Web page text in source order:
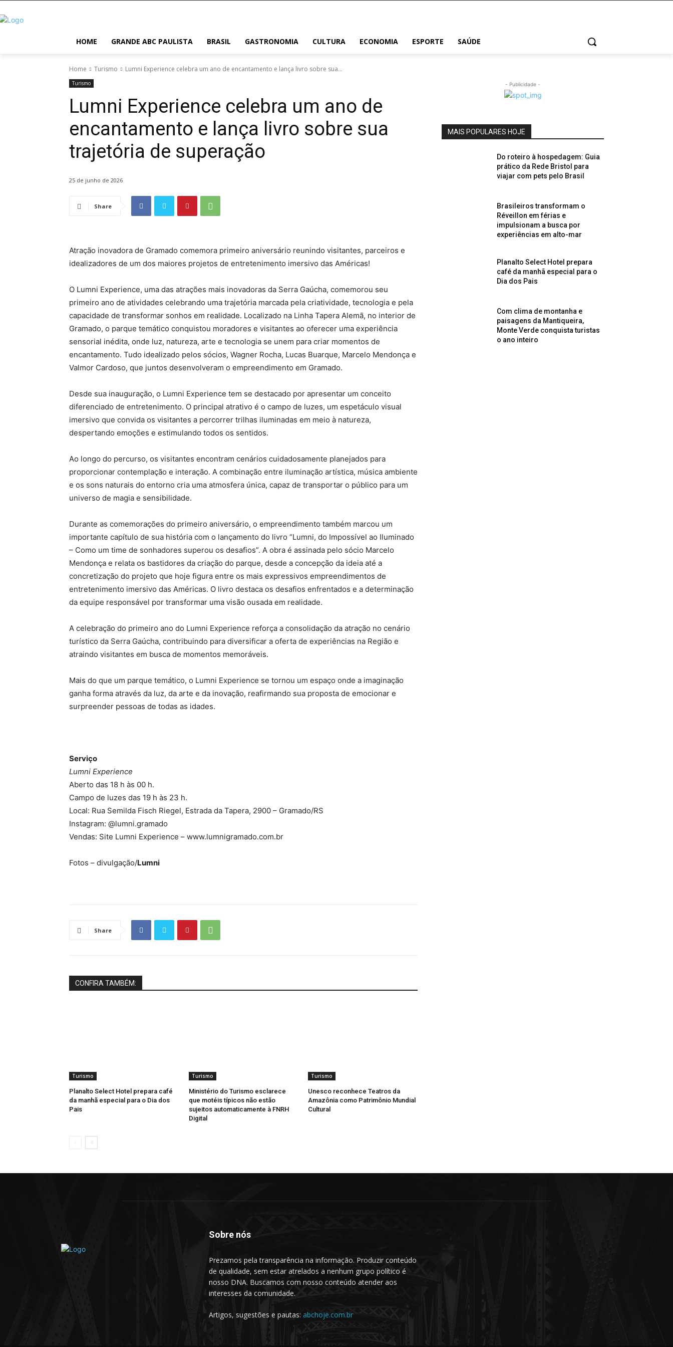
HOME GRANDE ABC PAULISTA BRASIL GASTRONOMIA CULTURA ECONOMIA ESPORTE SAÚDE
Home Turismo Lumni Experience celebra um ano de encantamento e lança livro sobre sua...
Turismo
Lumni Experience celebra um ano de
encantamento e lança livro sobre sua
trajetória de superação
25 de junho de 2026
Share
Atração inovadora de Gramado comemora primeiro aniversário reunindo visitantes, parceiros e
idealizadores de um dos maiores projetos de entretenimento imersivo das Américas!
O Lumni Experience, uma das atrações mais inovadoras da Serra Gaúcha, comemorou seu
primeiro ano de atividades celebrando uma trajetória marcada pela criatividade, tecnologia e pela
capacidade de transformar sonhos em realidade. Localizado na Linha Tapera Alemã, no interior de
Gramado, o parque temático conquistou moradores e visitantes ao oferecer uma experiência
sensorial inédita, onde luz, natureza, arte e tecnologia se unem para criar momentos de
encantamento. Tudo idealizado pelos sócios, Wagner Rocha, Lucas Buarque, Marcelo Mendonça e
Valmor Cardoso, que juntos desenvolveram o empreendimento em Gramado.
Desde sua inauguração, o Lumni Experience tem se destacado por apresentar um conceito
diferenciado de entretenimento. O principal atrativo é o campo de luzes, um espetáculo visual
imersivo que convida os visitantes a percorrer trilhas iluminadas em meio à natureza,
despertando emoções e estimulando todos os sentidos.
Ao longo do percurso, os visitantes encontram cenários cuidadosamente planejados para
proporcionar contemplação e interação. A combinação entre iluminação artística, música ambiente
e os sons naturais do entorno cria uma atmosfera única, capaz de transportar o público para um
universo de magia e sensibilidade.
Durante as comemorações do primeiro aniversário, o empreendimento também marcou um
importante capítulo de sua história com o lançamento do livro “Lumni, do Impossível ao Iluminado
– Como um time de sonhadores superou os desafios”. A obra é assinada pelo sócio Marcelo
Mendonça e relata os bastidores da criação do parque, desde a concepção da ideia até a
concretização do projeto que hoje figura entre os mais expressivos empreendimentos de
entretenimento imersivo das Américas. O livro destaca os desafios enfrentados e a determinação
da equipe responsável por transformar uma visão ousada em realidade.
A celebração do primeiro ano do Lumni Experience reforça a consolidação da atração no cenário
turístico da Serra Gaúcha, contribuindo para diversificar a oferta de experiências na Região e
atraindo visitantes em busca de momentos memoráveis.
Mais do que um parque temático, o Lumni Experience se tornou um espaço onde a imaginação
ganha forma através da luz, da arte e da inovação, reafirmando sua proposta de emocionar e
surpreender pessoas de todas as idades.
Serviço
Lumni Experience
Aberto das 18 h às 00 h.
Campo de luzes das 19 h às 23 h.
Local: Rua Semilda Fisch Riegel, Estrada da Tapera, 2900 – Gramado/RS
Instagram: @lumni.gramado
Vendas: Site Lumni Experience – www.lumnigramado.com.br
Fotos – divulgação/Lumni
Share
CONFIRA TAMBÉM:
Turismo
Planalto Select Hotel prepara café
da manhã especial para o Dia dos
Pais
Turismo
Ministério do Turismo esclarece
que motéis típicos não estão
sujeitos automaticamente à FNRH
Digital
Turismo
Unesco reconhece Teatros da
Amazônia como Patrimônio Mundial
Cultural
- Publicidade -
MAIS POPULARES HOJE
Do roteiro à hospedagem: Guia
prático da Rede Bristol para
viajar com pets pelo Brasil
Brasileiros transformam o
Réveillon em férias e
impulsionam a busca por
experiências em alto-mar
Planalto Select Hotel prepara
café da manhã especial para o
Dia dos Pais
Com clima de montanha e
paisagens da Mantiqueira,
Monte Verde conquista turistas
o ano inteiro
Sobre nós
Prezamos pela transparência na informação. Produzir conteúdo
de qualidade, sem estar atrelados a nenhum grupo político é
nosso DNA. Buscamos com nosso conteúdo atender aos
interesses da comunidade.
Artigos, sugestões e pautas: abchoje.com.br